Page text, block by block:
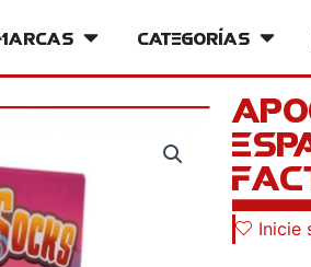
Open MarcasCategorías Open
Inicie